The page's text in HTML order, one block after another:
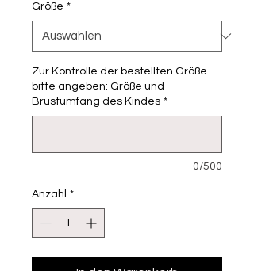
Größe *
Zur Kontrolle der bestellten Größe
bitte angeben: Größe und
Brustumfang des Kindes *
0/500
Anzahl *